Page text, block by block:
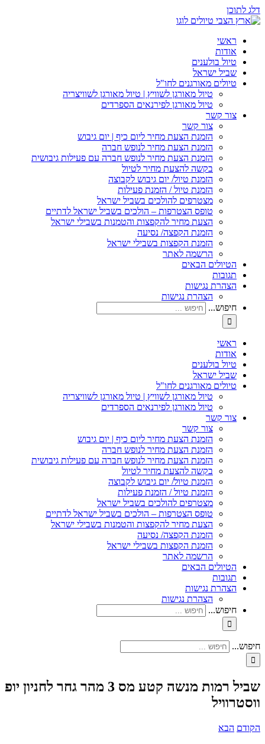
דלג לתוכן
ראשי
אודות
טיול בולענים
שביל ישראל
טיולים מאורגנים לחו"ל
טיול מאורגן לשוויץ | טיול מאורגן לשוויצריה
טיול מאורגן לפירנאים הספרדים
צור קשר
צור קשר
הזמנת הצעת מחיר ליום כיף | יום גיבוש
הזמנת הצעת מחיר לנופש חברה
הזמנת הצעת מחיר לנופש חברה עם פעילות גיבושית
בקשה להצעת מחיר לטיול
הזמנת טיול/ יום גיבוש לקבוצה
הזמנת טיול / הזמנת פעילות
מצטרפים להולכים בשביל ישראל
טופס הצטרפות – הולכים בשביל ישראל לדתיים
הצעת מחיר להקפצות והטמנות בשבילי ישראל
הזמנת הקפצה/ נסיעה
הזמנת הקפצות בשבילי ישראל
הרשמה לאתר
הטיולים הבאים
תגובות
הצהרת נגישות
הצהרת נגישות
חיפוש...
ראשי
אודות
טיול בולענים
שביל ישראל
טיולים מאורגנים לחו"ל
טיול מאורגן לשוויץ | טיול מאורגן לשוויצריה
טיול מאורגן לפירנאים הספרדים
צור קשר
צור קשר
הזמנת הצעת מחיר ליום כיף | יום גיבוש
הזמנת הצעת מחיר לנופש חברה
הזמנת הצעת מחיר לנופש חברה עם פעילות גיבושית
בקשה להצעת מחיר לטיול
הזמנת טיול/ יום גיבוש לקבוצה
הזמנת טיול / הזמנת פעילות
מצטרפים להולכים בשביל ישראל
טופס הצטרפות – הולכים בשביל ישראל לדתיים
הצעת מחיר להקפצות והטמנות בשבילי ישראל
הזמנת הקפצה/ נסיעה
הזמנת הקפצות בשבילי ישראל
הרשמה לאתר
הטיולים הבאים
תגובות
הצהרת נגישות
הצהרת נגישות
חיפוש...
חיפוש...
שביל רמות מנשה קטע מס 3 מהר גחר לחניון יופ
ווסטרוויל
הקודם הבא